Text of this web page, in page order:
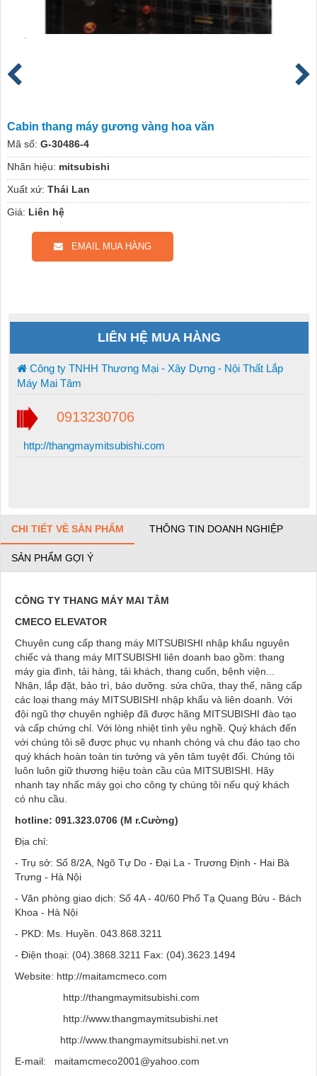
Cabin thang máy gương vàng hoa văn
Mã số: G-30486-4
Nhãn hiệu: mitsubishi
Xuất xứ: Thái Lan
Giá: Liên hệ
EMAIL MUA HÀNG
LIÊN HỆ MUA HÀNG
Công ty TNHH Thương Mại - Xây Dựng - Nội Thất Lắp
Máy Mai Tâm
0913230706
http://thangmaymitsubishi.com
CHI TIẾT VỀ SẢN PHẨM THÔNG TIN DOANH NGHIỆP
SẢN PHẨM GỢI Ý
CÔNG TY THANG MÁY MAI TÂM
CMECO ELEVATOR
Chuyên cung cấp thang máy MITSUBISHI nhập khẩu nguyên
chiếc và thang máy MITSUBISHI liên doanh bao gồm: thang
máy gia đình, tải hàng, tải khách, thang cuốn, bệnh viện...
Nhận, lắp đặt, bảo trì, bảo dưỡng. sửa chữa, thay thế, nâng cấp
các loại thang máy MITSUBISHI nhập khẩu và liên doanh. Với
đội ngũ thợ chuyên nghiệp đã được hãng MITSUBISHI đào tạo
và cấp chứng chỉ. Với lòng nhiệt tình yêu nghề. Quý khách đến
với chúng tôi sẽ được phục vụ nhanh chóng và chu đáo tạo cho
quý khách hoàn toàn tin tưởng và yên tâm tuyệt đối. Chúng tôi
luôn luôn giữ thương hiệu toàn cầu của MITSUBISHI. Hãy
nhanh tay nhấc máy gọi cho công ty chúng tôi nếu quý khách
có nhu cầu.
hotline: 091.323.0706 (M r.Cường)
Địa chỉ:
- Trụ sở: Số 8/2A, Ngõ Tự Do - Đại La - Trương Định - Hai Bà
Trưng - Hà Nội
- Văn phòng giao dịch: Số 4A - 40/60 Phố Tạ Quang Bửu - Bách
Khoa - Hà Nội
- PKD: Ms. Huyền. 043.868.3211­
- Điện thoại: (04).3868.3211 Fax: (04).3623.1494
Website: http://maitamcmeco.com
http://thangmaymitsubishi.com
http://www.thangmaymitsubishi.net
http://www.thangmaymitsubishi.net.vn
E-mail: maitamcmeco2001@yahoo.com